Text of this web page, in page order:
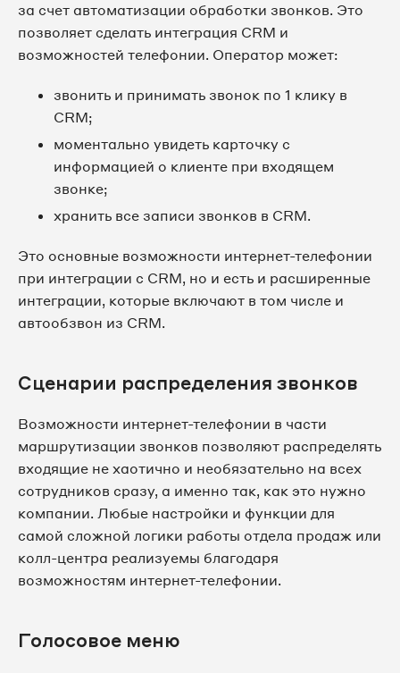
за счет автоматизации обработки звонков. Это
позволяет сделать интеграция CRM и
возможностей телефонии. Оператор может:
звонить и принимать звонок по 1 клику в
CRM;
моментально увидеть карточку с
информацией о клиенте при входящем
звонке;
хранить все записи звонков в CRM.
Это основные возможности интернет-телефонии
при интеграции с CRM, но и есть и расширенные
интеграции, которые включают в том числе и
автообзвон из CRM.
Сценарии распределения звонков
Возможности интернет-телефонии в части
маршрутизации звонков позволяют распределять
входящие не хаотично и необязательно на всех
сотрудников сразу, а именно так, как это нужно
компании. Любые настройки и функции для
самой сложной логики работы отдела продаж или
колл-центра реализуемы благодаря
возможностям интернет-телефонии.
Голосовое меню